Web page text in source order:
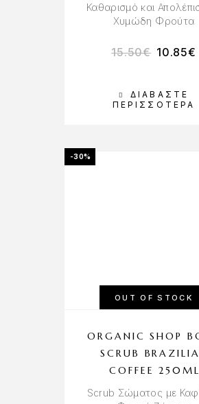
ΔΙΑΒΆΣΤΕ
ΠΕΡΙΣΣΌΤΕΡΑ
Καθαρισμό και
Χυμώδη Φρούτα
15.50€ 10.85€
-30%
OUT OF STOCK
ORGANIC SHOP
SCRUB
COFFEE 250ML
Scrub Σώματος με